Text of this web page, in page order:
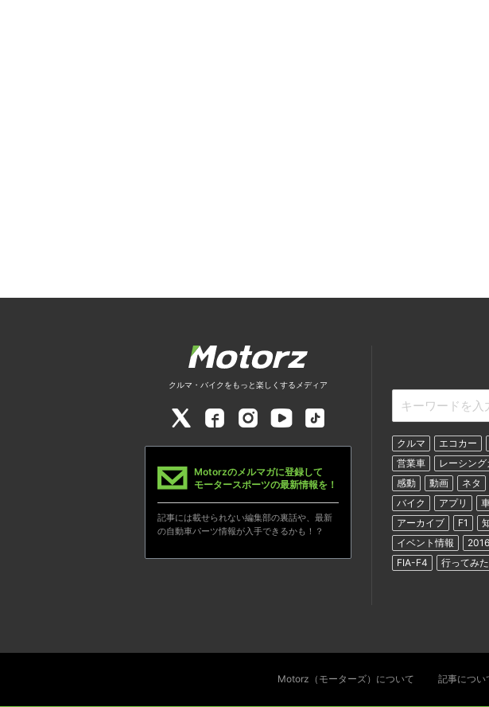
クルマ エコカー
営業車
レーシング
感動
動画 ネタ
バイク
アプリ
アーカイブ
F1
イベント情報
2016
FIA-F4
行ってみた
クルマ・バイクをもっと楽しくするメディア
Motorzのメルマガに登録して
モータースポーツの最新情報を！
記事には載せられない編集部の裏話や、最新
の自動車パーツ情報が入手できるかも！？
Motorz（モーターズ）について 記事につい